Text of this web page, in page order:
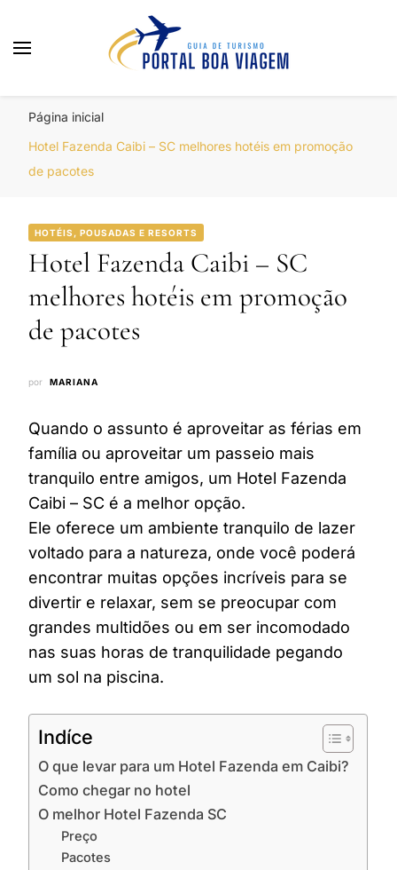
Página inicial
Hotel Fazenda Caibi – SC melhores hotéis em promoção
de pacotes
HOTÉIS, POUSADAS E RESORTS
Hotel Fazenda Caibi – SC
melhores hotéis em promoção
de pacotes
por MARIANA
Quando o assunto é aproveitar as férias em
família ou aproveitar um passeio mais
tranquilo entre amigos, um Hotel Fazenda
Caibi – SC é a melhor opção.
Ele oferece um ambiente tranquilo de lazer
voltado para a natureza, onde você poderá
encontrar muitas opções incríveis para se
divertir e relaxar, sem se preocupar com
grandes multidões ou em ser incomodado
nas suas horas de tranquilidade pegando
um sol na piscina.
Indíce
O que levar para um Hotel Fazenda em Caibi?
Como chegar no hotel
O melhor Hotel Fazenda SC
Preço
Pacotes